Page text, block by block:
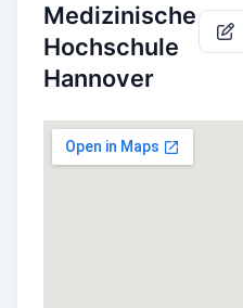
Medizinische
Hochschule
Hannover